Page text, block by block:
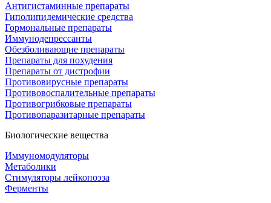
Антигистаминные препараты
Гиполипидемические средства
Гормональные препараты
Иммунодепрессанты
Обезболивающие препараты
Препараты для похудения
Препараты от дистрофии
Противовирусные препараты
Противовоспалительные препараты
Противогрибковые препараты
Противопаразитарные препараты
Биологические вещества
Иммуномодуляторы
Метаболики
Стимуляторы лейкопоэза
Ферменты